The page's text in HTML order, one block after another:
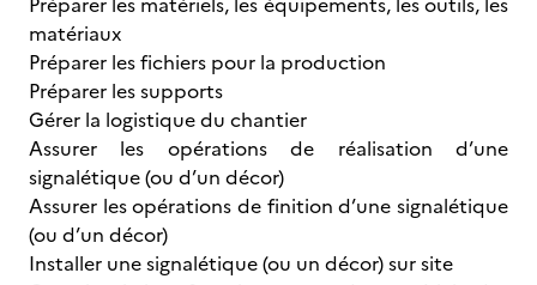
matériaux
Préparer les fichiers pour la production
Préparer les supports
Gérer la logistique du chantier
Assurer les opérations de réalisation d’une
signalétique (ou d’un décor)
Assurer les opérations de finition d’une signalétique
(ou d’un décor)
Installer une signalétique (ou un décor) sur site